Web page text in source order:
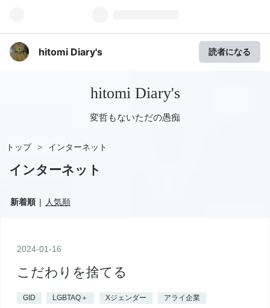
hitomi Diary's 読者になる
hitomi Diary's
変哲もないただの愚痴
トップ > インターネット
インターネット
新着順 人気順
2024-01-16
こだわりを捨てる
GID LGBTAQ＋ Xジェンダー
アライ企業